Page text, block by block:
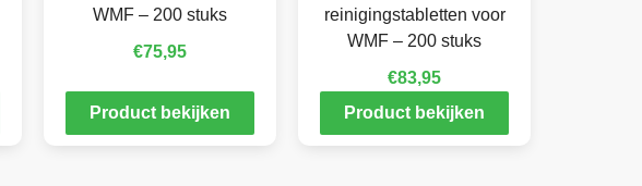
WMF – 200 stuks
€75,95
Product bekijken
reinigingstabletten voor
WMF – 200 stuks
€83,95
Product bekijken